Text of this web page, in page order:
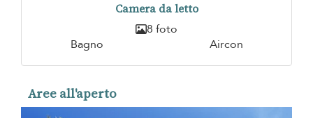
Camera da letto
8 foto
Bagno
Aircon
Aree all'aperto